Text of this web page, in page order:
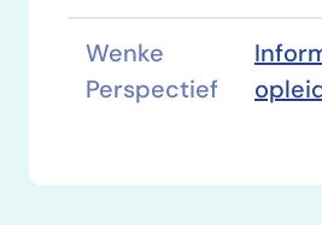
Wenke
Perspectief